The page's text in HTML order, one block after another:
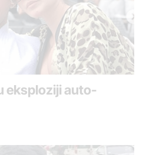
eksploziji auto-